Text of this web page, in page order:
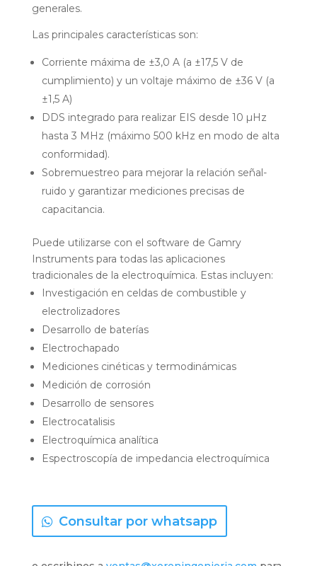
generales.
Las principales características son:
Corriente máxima de ±3,0 A (a ±17,5 V de
cumplimiento) y un voltaje máximo de ±36 V (a
±1,5 A)
DDS integrado para realizar EIS desde 10 µHz
hasta 3 MHz (máximo 500 kHz en modo de alta
conformidad).
Sobremuestreo para mejorar la relación señal-
ruido y garantizar mediciones precisas de
capacitancia.
Puede utilizarse con el software de Gamry
Instruments para todas las aplicaciones
tradicionales de la electroquímica. Estas incluyen:
Investigación en celdas de combustible y
electrolizadores
Desarrollo de baterías
Electrochapado
Mediciones cinéticas y termodinámicas
Medición de corrosión
Desarrollo de sensores
Electrocatalisis
Electroquímica analítica
Espectroscopía de impedancia electroquímica
Consultar por whatsapp